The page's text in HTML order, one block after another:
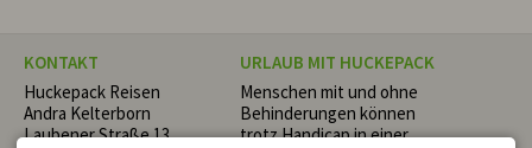
KONTAKT
Huckepack Reisen
Andra Kelterborn
Laubener Straße 13
URLAUB MIT HUCKEPACK
Menschen mit und ohne
Behinderungen können
trotz Handicap in einer